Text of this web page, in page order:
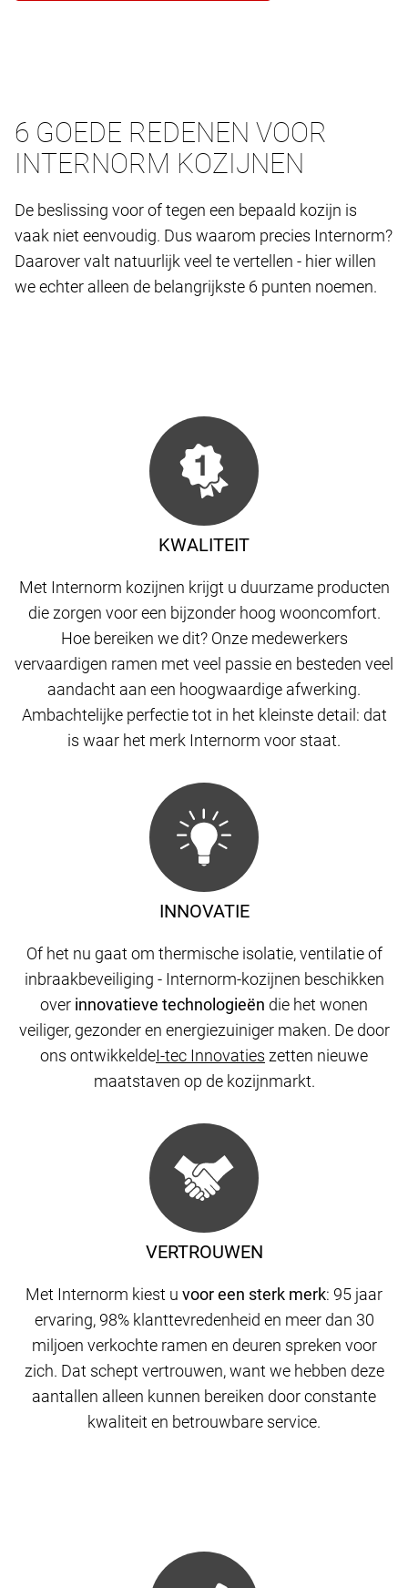
6 GOEDE REDENEN VOOR
INTERNORM KOZIJNEN
De beslissing voor of tegen een bepaald kozijn is
vaak niet eenvoudig. Dus waarom precies Internorm?
Daarover valt natuurlijk veel te vertellen - hier willen
we echter alleen de belangrijkste 6 punten noemen.
KWALITEIT
Met Internorm kozijnen krijgt u duurzame producten
die zorgen voor een bijzonder hoog wooncomfort.
Hoe bereiken we dit? Onze medewerkers
vervaardigen ramen met veel passie en besteden veel
aandacht aan een hoogwaardige afwerking.
Ambachtelijke perfectie tot in het kleinste detail: dat
is waar het merk Internorm voor staat.
VERTROUWEN
Met Internorm kiest u voor een sterk merk: 95 jaar
ervaring, 98% klanttevredenheid en meer dan 30
miljoen verkochte ramen en deuren spreken voor
zich. Dat schept vertrouwen, want we hebben deze
aantallen alleen kunnen bereiken door constante
kwaliteit en betrouwbare service.
INNOVATIE
Of het nu gaat om thermische isolatie, ventilatie of
inbraakbeveiliging - Internorm-kozijnen beschikken
over innovatieve technologieën die het wonen
veiliger, gezonder en energiezuiniger maken. De door
ons ontwikkeldeI-tec Innovaties zetten nieuwe
maatstaven op de kozijnmarkt.